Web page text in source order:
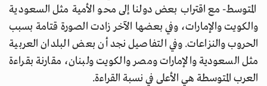
المتوسط- مع اقتراب بعض دولنا إلى محو الأمية مثل السعودية
والكويت والإمارات، وفي بعضها الآخر زادت الصورة قتامة بسبب
الحروب والنزاعات. وفي التفاصيل نجد أن بعض البلدان العربية
مثل السعودية والإمارات ومصر والكويت ولبنان، مقارنة بقراءة
العرب المتوسطة هي الأعلى في نسبة القراءة.